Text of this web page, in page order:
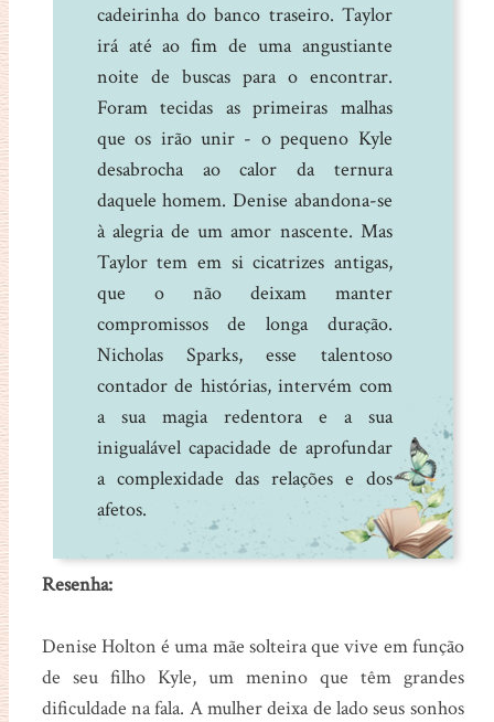
cadeirinha do banco traseiro. Taylor
irá até ao fim de uma angustiante
noite de buscas para o encontrar.
Foram tecidas as primeiras malhas
que os irão unir - o pequeno Kyle
desabrocha ao calor da ternura
daquele homem. Denise abandona-se
à alegria de um amor nascente. Mas
Taylor tem em si cicatrizes antigas,
que o não deixam manter
compromissos de longa duração.
Nicholas Sparks, esse talentoso
contador de histórias, intervém com
a sua magia redentora e a sua
inigualável capacidade de aprofundar
a complexidade das relações e dos
afetos.
Resenha:
Denise Holton é uma mãe solteira que vive em função
de seu filho Kyle, um menino que têm grandes
dificuldade na fala. A mulher deixa de lado seus sonhos